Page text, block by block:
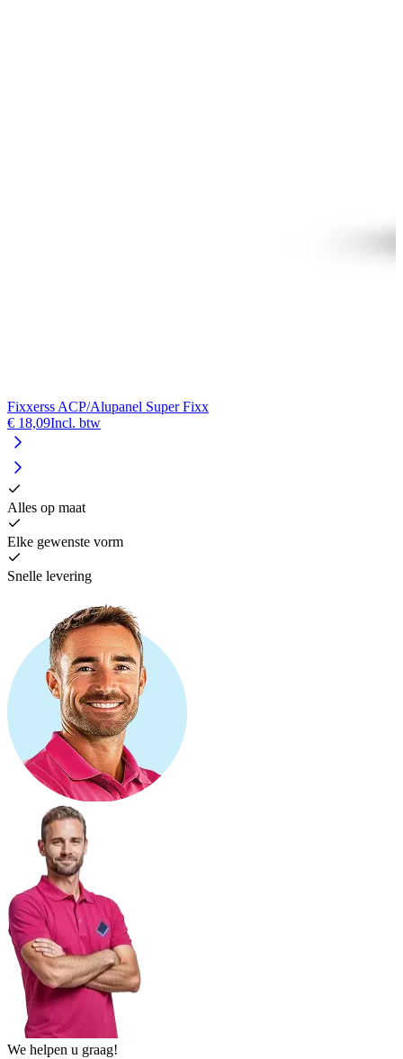
Fixxerss ACP/Alupanel Super Fixx
€ 18,09Incl. btw
Alles op maat
Elke gewenste vorm
Snelle levering
We helpen u graag!